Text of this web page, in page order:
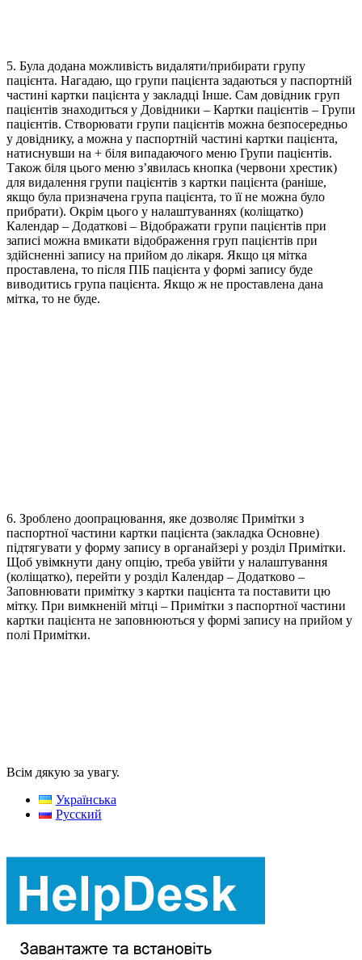
5. Була додана можливість видаляти/прибирати групу
пацієнта. Нагадаю, що групи пацієнта задаються у паспортній
частині картки пацієнта у закладці Інше. Сам довідник груп
пацієнтів знаходиться у Довідники – Картки пацієнтів – Групи
пацієнтів. Створювати групи пацієнтів можна безпосередньо
у довіднику, а можна у паспортній частині картки пацієнта,
натиснувши на + біля випадаючого меню Групи пацієнтів.
Також біля цього меню з’явилась кнопка (червони хрестик)
для видалення групи пацієнтів з картки пацієнта (раніше,
якщо була призначена група пацієнта, то її не можна було
прибрати). Окрім цього у налаштуваннях (коліщатко)
Календар – Додаткові – Відображати групи пацієнтів при
записі можна вмикати відображення груп пацієнтів при
здійсненні запису на прийом до лікаря. Якщо ця мітка
проставлена, то після ПІБ пацієнта у формі запису буде
виводитись група пацієнта. Якщо ж не проставлена дана
мітка, то не буде.
6. Зроблено доопрацювання, яке дозволяє Примітки з
паспортної частини картки пацієнта (закладка Основне)
підтягувати у форму запису в органайзері у розділ Примітки.
Щоб увімкнути дану опцію, треба увійти у налаштування
(коліщатко), перейти у розділ Календар – Додатково –
Заповнювати примітку з картки пацієнта та поставити цю
мітку. При вимкненій мітці – Примітки з паспортної частини
картки пацієнта не заповнюються у формі запису на прийом у
полі Примітки.
Всім дякую за увагу.
Українська
Русский